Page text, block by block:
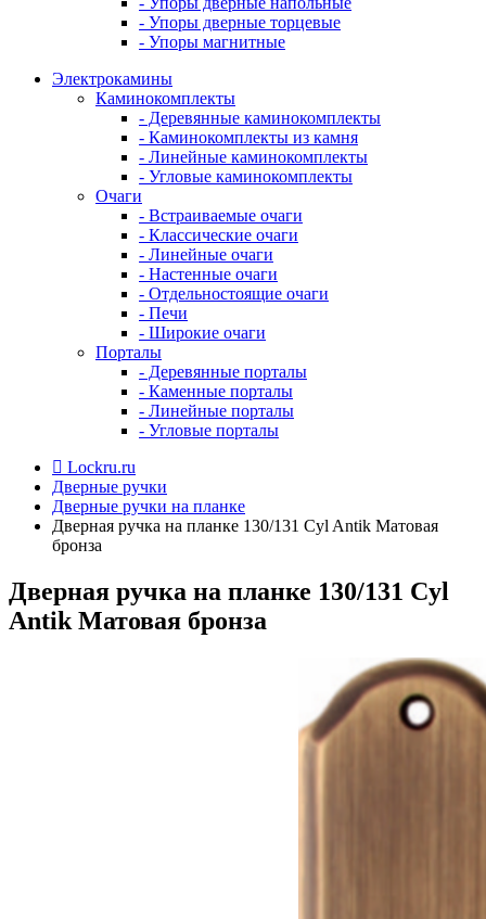
- Упоры дверные торцевые
- Упоры магнитные
Электрокамины
Каминокомплекты
- Деревянные каминокомплекты
- Каминокомплекты из камня
- Линейные каминокомплекты
- Угловые каминокомплекты
Очаги
- Встраиваемые очаги
- Классические очаги
- Линейные очаги
- Настенные очаги
- Отдельностоящие очаги
- Печи
- Широкие очаги
Порталы
- Деревянные порталы
- Каменные порталы
- Линейные порталы
- Угловые порталы
Lockru.ru
Дверные ручки
Дверные ручки на планке
Дверная ручка на планке 130/131 Cyl Antik Матовая
бронза
Дверная ручка на планке 130/131 Cyl
Antik Матовая бронза